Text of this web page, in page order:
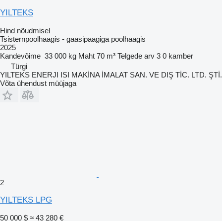
YILTEKS
Hind nõudmisel
Tsisternpoolhaagis - gaasipaagiga poolhaagis
2025
Kandevõime 33 000 kg Maht 70 m³ Telgede arv 3 0 kamber
Türgi
YILTEKS ENERJI ISI MAKİNA İMALAT SAN. VE DIŞ TİC. LTD. ŞTİ.
Võta ühendust müüjaga
2
YILTEKS LPG
50 000 $ ≈ 43 280 €